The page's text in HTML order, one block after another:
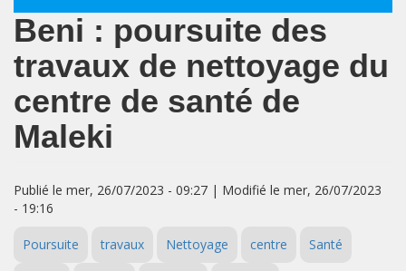
Beni : poursuite des
travaux de nettoyage du
centre de santé de
Maleki
Publié le mer, 26/07/2023 - 09:27 | Modifié le mer, 26/07/2023
- 19:16
Poursuite travaux Nettoyage centre Santé